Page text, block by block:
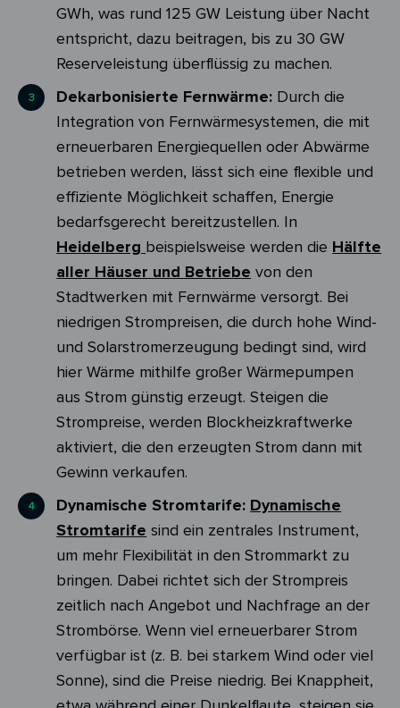
GWh, was rund 125 GW Leistung über Nacht
entspricht, dazu beitragen, bis zu 30 GW
Reserveleistung überflüssig zu machen.
Dekarbonisierte Fernwärme: Durch die
Integration von Fernwärmesystemen, die mit
erneuerbaren Energiequellen oder Abwärme
betrieben werden, lässt sich eine flexible und
effiziente Möglichkeit schaffen, Energie
bedarfsgerecht bereitzustellen. In
Heidelberg beispielsweise werden die Hälfte
aller Häuser und Betriebe von den
Stadtwerken mit Fernwärme versorgt. Bei
niedrigen Strompreisen, die durch hohe Wind-
und Solarstromerzeugung bedingt sind, wird
hier Wärme mithilfe großer Wärmepumpen
aus Strom günstig erzeugt. Steigen die
Strompreise, werden Blockheizkraftwerke
aktiviert, die den erzeugten Strom dann mit
Gewinn verkaufen.
Dynamische Stromtarife: Dynamische
Stromtarife sind ein zentrales Instrument,
um mehr Flexibilität in den Strommarkt zu
bringen. Dabei richtet sich der Strompreis
zeitlich nach Angebot und Nachfrage an der
Strombörse. Wenn viel erneuerbarer Strom
verfügbar ist (z. B. bei starkem Wind oder viel
Sonne), sind die Preise niedrig. Bei Knappheit,